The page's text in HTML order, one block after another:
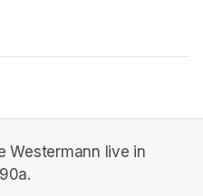
Westermann live in